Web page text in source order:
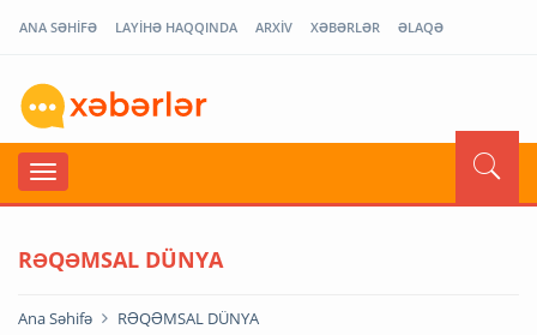
ANA SƏHİFƏ LAYİHƏ HAQQINDA ARXİV XƏBƏRLƏR ƏLAQƏ
RƏQƏMSAL DÜNYA
Ana Səhifə RƏQƏMSAL DÜNYA